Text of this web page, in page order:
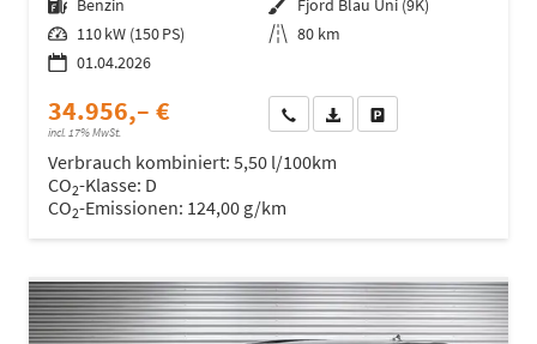
Kraftstoff Benzin Außenfarbe Fjord Blau Uni (9K)
Leistung 110 kW (150 PS) Kilometerstand 80 km
01.04.2026
34.956,– €
incl. 17% MwSt.
Wir rufen Sie anFahrzeugexposé (PDF)
Verbrauch kombiniert: 5,50 l/100km
CO2-Klasse: D
CO2-Emissionen: 124,00 g/km